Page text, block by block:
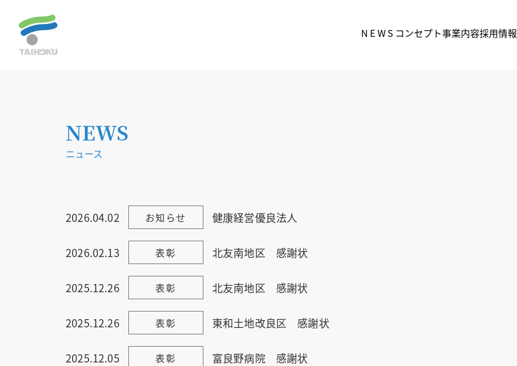
NEWS コンセプト事業内容採用情報
NEWS
ニュース
2026.04.02 お知らせ 健康経営優良法人
2026.02.13 表彰 北友南地区 感謝状
2025.12.26 表彰 北友南地区 感謝状
2025.12.26 表彰 東和土地改良区 感謝状
2025.12.05 表彰 富良野病院 感謝状